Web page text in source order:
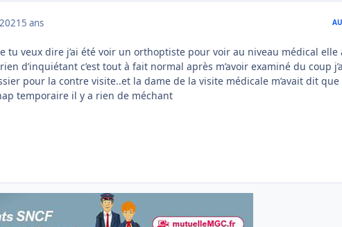
5 ans
tu veux dire j’ai été voir un orthoptiste pour voir au niveau médical elle
d’inquiétant c’est tout à fait normal après m’avoir examiné du coup
pour la contre visite..et la dame de la visite médicale m’avait dit que
temporaire il y a rien de méchant